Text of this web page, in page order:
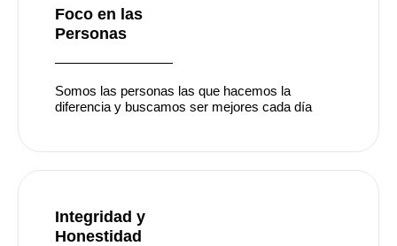
Foco en las
Personas
Somos las personas las que hacemos la
diferencia y buscamos ser mejores cada día
Integridad y
Honestidad